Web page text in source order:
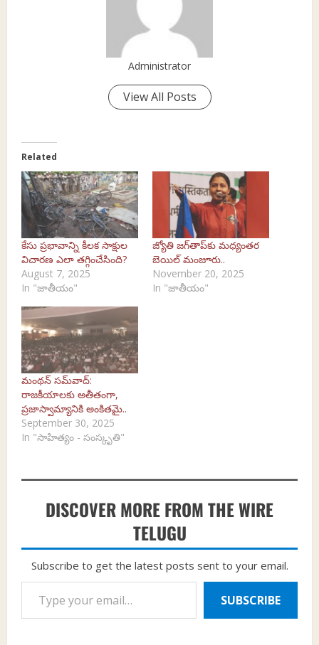
Administrator
View All Posts
Related
కేసు ప్రభావాన్ని కీలక సాక్షుల
విచారణ ఎలా తగ్గించేసింది?
August 7, 2025
In "జాతీయం"
జ్యోతి జగ్‌తాప్‌కు మధ్యంతర
బెయిల్ మంజూరు..
November 20, 2025
In "జాతీయం"
మంథన్ సమ్‌వాద్:
రాజకీయాలకు అతీతంగా,
ప్రజాస్వామ్యానికి అంకితమై..
September 30, 2025
In "సాహిత్యం - సంస్కృతి"
DISCOVER MORE FROM THE WIRE
TELUGU
Subscribe to get the latest posts sent to your email.
Type your email…
SUBSCRIBE